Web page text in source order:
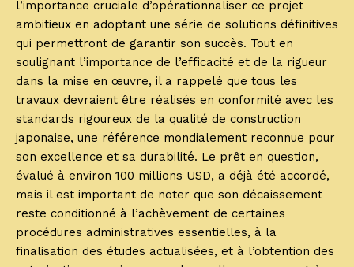
l’importance cruciale d’opérationnaliser ce projet
ambitieux en adoptant une série de solutions définitives
qui permettront de garantir son succès. Tout en
soulignant l’importance de l’efficacité et de la rigueur
dans la mise en œuvre, il a rappelé que tous les
travaux devraient être réalisés en conformité avec les
standards rigoureux de la qualité de construction
japonaise, une référence mondialement reconnue pour
son excellence et sa durabilité. Le prêt en question,
évalué à environ 100 millions USD, a déjà été accordé,
mais il est important de noter que son décaissement
reste conditionné à l’achèvement de certaines
procédures administratives essentielles, à la
finalisation des études actualisées, et à l’obtention des